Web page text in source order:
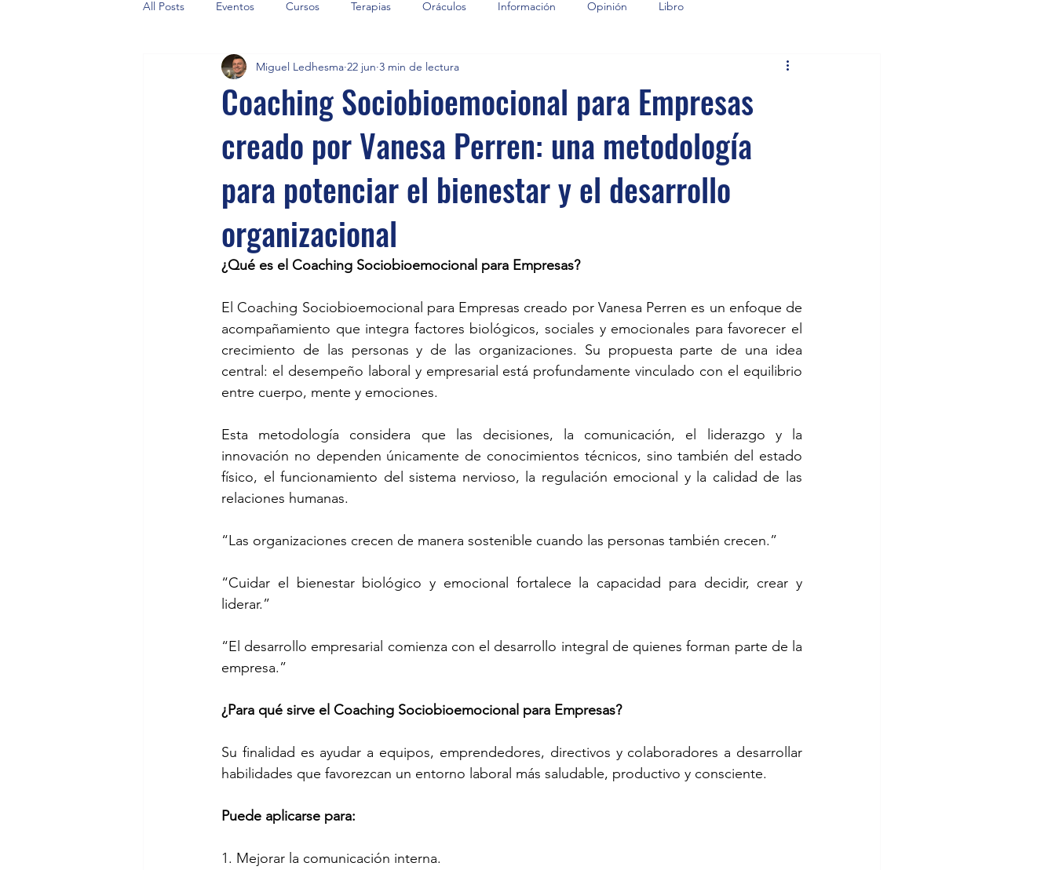
All Posts Eventos Cursos Terapias Oráculos Información Opinión Libro
Coaching Sociobioemocional para Empresas
creado por Vanesa Perren: una metodología
para potenciar el bienestar y el desarrollo
organizacional
Miguel Ledhesma 22 jun 3 min de lectura
¿Qué es el Coaching Sociobioemocional para Empresas?
El Coaching Sociobioemocional para Empresas creado por Vanesa Perren es un enfoque de
acompañamiento que integra factores biológicos, sociales y emocionales para favorecer el
crecimiento de las personas y de las organizaciones. Su propuesta parte de una idea
central: el desempeño laboral y empresarial está profundamente vinculado con el equilibrio
entre cuerpo, mente y emociones.
Esta metodología considera que las decisiones, la comunicación, el liderazgo y la
innovación no dependen únicamente de conocimientos técnicos, sino también del estado
físico, el funcionamiento del sistema nervioso, la regulación emocional y la calidad de las
relaciones humanas.
“Las organizaciones crecen de manera sostenible cuando las personas también crecen.”
“Cuidar el bienestar biológico y emocional fortalece la capacidad para decidir, crear y
liderar.”
“El desarrollo empresarial comienza con el desarrollo integral de quienes forman parte de la
empresa.”
¿Para qué sirve el Coaching Sociobioemocional para Empresas?
Su finalidad es ayudar a equipos, emprendedores, directivos y colaboradores a desarrollar
habilidades que favorezcan un entorno laboral más saludable, productivo y consciente.
Puede aplicarse para:
1. Mejorar la comunicación interna.